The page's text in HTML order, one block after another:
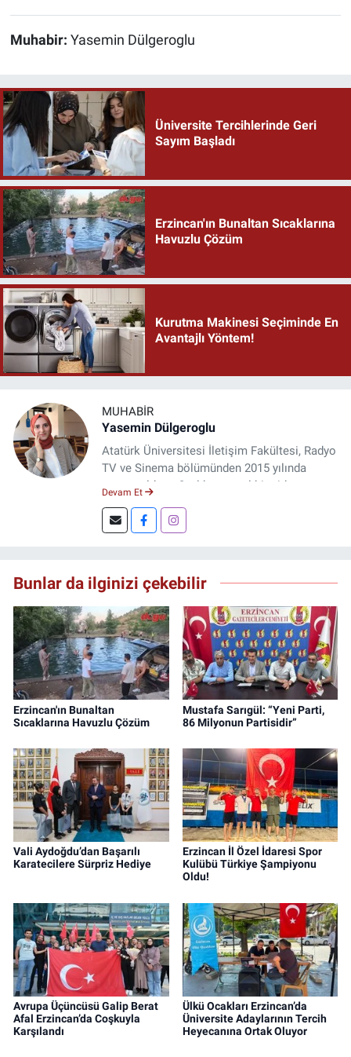
Muhabir: Yasemin Dülgeroglu
Üniversite Tercihlerinde Geri
Sayım Başladı
Erzincan'ın Bunaltan Sıcaklarına
Havuzlu Çözüm
Kurutma Makinesi Seçiminde En
Avantajlı Yöntem!
MUHABIR
Yasemin Dülgeroglu
Atatürk Üniversitesi İletişim Fakültesi, Radyo
TV ve Sinema bölümünden 2015 yılında
mezun oldum. 3 yıl kurumsal bir şirkette
DoğuGazetesi.com internet haber sitesinde
muhabirlik yapıyor ve içerik üretiyorum.
Devam Et
Bunlar da ilginizi çekebilir
Erzincan'ın Bunaltan
Sıcaklarına Havuzlu Çözüm
Mustafa Sarıgül: “Yeni Parti,
86 Milyonun Partisidir”
Vali Aydoğdu’dan Başarılı
Karatecilere Sürpriz Hediye
Erzincan İl Özel İdaresi Spor
Kulübü Türkiye Şampiyonu
Oldu!
Avrupa Üçüncüsü Galip Berat
Afal Erzincan’da Coşkuyla
Karşılandı
Ülkü Ocakları Erzincan’da
Üniversite Adaylarının Tercih
Heyecanına Ortak Oluyor